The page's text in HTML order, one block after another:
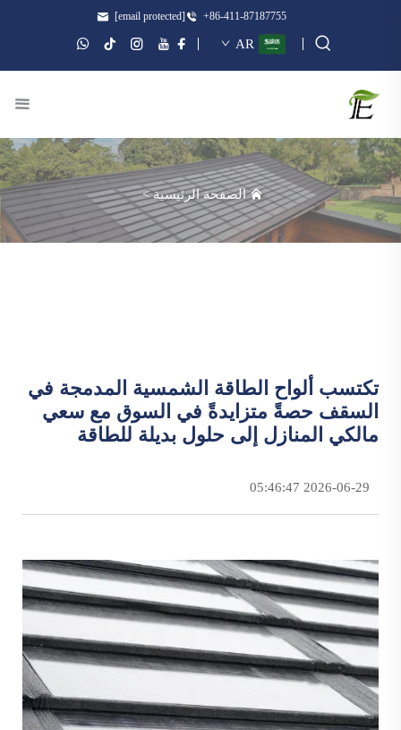
+86-411-87187755
[email protected]
AR
الصفحة الرئيسية>
تكتسب ألواح الطاقة الشمسية المدمجة في
السقف حصةً متزايدةً في السوق مع سعي
مالكي المنازل إلى حلول بديلة للطاقة
2026-06-29 05:46:47